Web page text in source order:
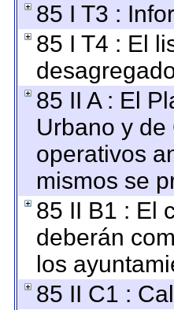
85 I T3 :
85 I T4 : El
85 II A : El
Urbano y
operativos
mismos se
85 II B1 : El
deberán
los
85 II C1 :